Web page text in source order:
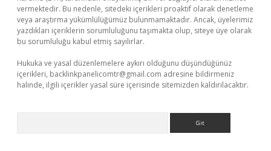
vermektedir. Bu nedenle, sitedeki içerikleri proaktif olarak denetleme
veya araştırma yükümlülüğümüz bulunmamaktadır. Ancak, üyelerimiz
yazdıkları içeriklerin sorumluluğunu taşımakta olup, siteye üye olarak
bu sorumluluğu kabul etmiş sayılırlar.
Hukuka ve yasal düzenlemelere aykırı olduğunu düşündüğünüz
içerikleri, backlinkpanelicomtr@gmail.com adresine bildirmeniz
halinde, ilgili içerikler yasal süre içerisinde sitemizden kaldırılacaktır.